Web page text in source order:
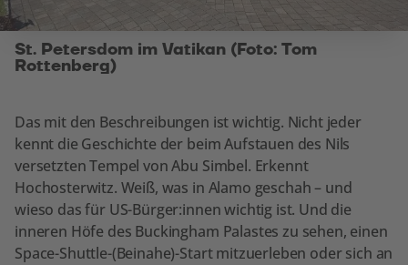
St. Petersdom im Vatikan (Foto: Tom
Rottenberg)
Das mit den Beschreibungen ist wichtig. Nicht jeder
kennt die Geschichte der beim Aufstauen des Nils
versetzten Tempel von Abu Simbel. Erkennt
Hochosterwitz. Weiß, was in Alamo geschah – und
wieso das für US-Bürger:innen wichtig ist. Und die
inneren Höfe des Buckingham Palastes zu sehen, einen
Space-Shuttle-(Beinahe)-Start mitzuerleben oder sich an